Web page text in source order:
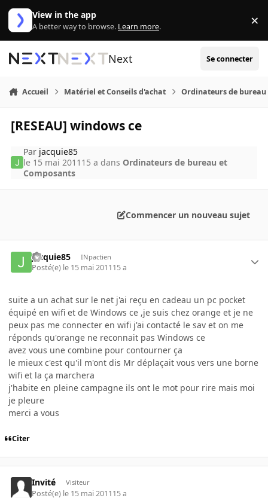
Aller au contenu
View in the app
A better way to browse. Learn more. ×
Next Se connecter
Accueil Matériel et Conseils d'achat Ordinateurs de bureau
[RESEAU] windows ce
Par jacquie85
le 15 mai 2011 15 a dans Ordinateurs de bureau et
Composants
Commencer un nouveau sujet
jacquie85 INpactien
Posté(e) le 15 mai 201115 a
suite a un achat sur le net j'ai reçu en cadeau un pc pocket
équipé en wifi et de Windows ce ,je suis chez orange et je ne
peux pas me connecter en wifi j'ai contacté le sav et on me
réponds qu'orange ne reconnait pas Windows ce
avez vous une combine pour contourner ça
le mieux c'est qu'il m'ont dis Mr déplaçait vous vers une borne
wifi et la ça marchera
j'habite en pleine campagne ils ont le mot pour rire mais moi
je pleure
merci a vous
Citer
Invité Visiteur
Posté(e) le 15 mai 201115 a